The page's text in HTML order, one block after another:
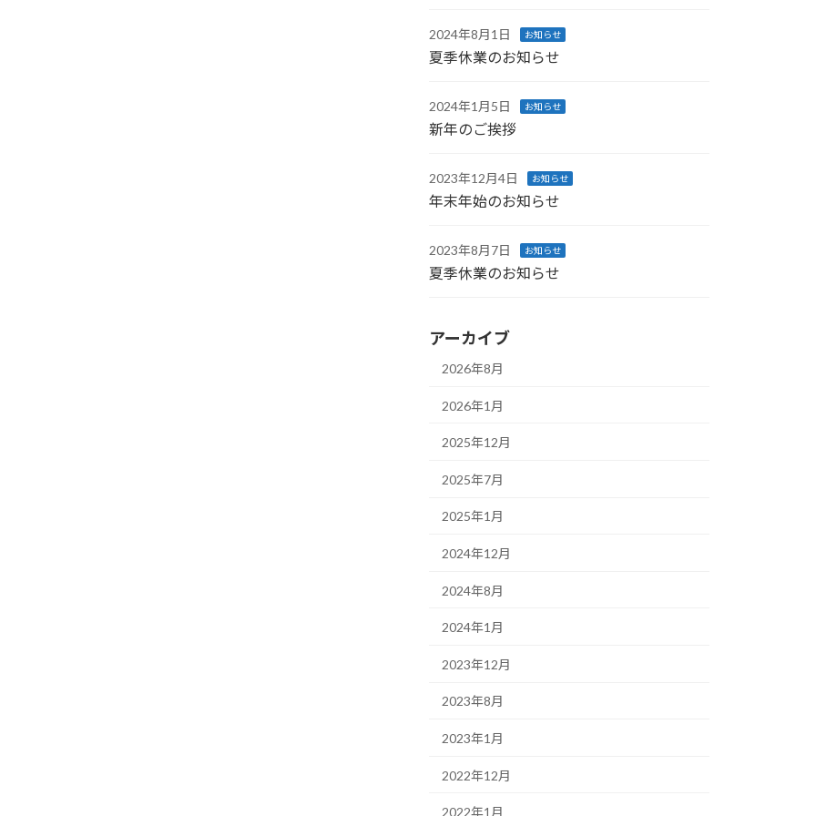
2024年8月1日 お知らせ
夏季休業のお知らせ
2024年1月5日 お知らせ
新年のご挨拶
2023年12月4日 お知らせ
年末年始のお知らせ
2023年8月7日 お知らせ
夏季休業のお知らせ
アーカイブ
2026年8月
2026年1月
2025年12月
2025年7月
2025年1月
2024年12月
2024年8月
2024年1月
2023年12月
2023年8月
2023年1月
2022年12月
2022年1月